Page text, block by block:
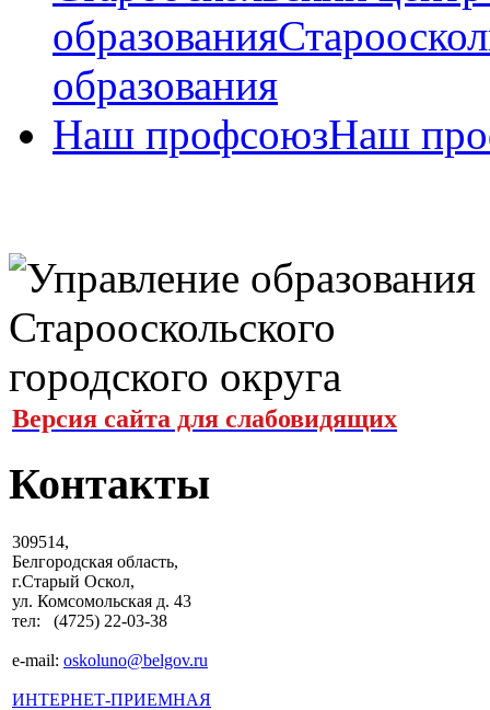
образования
образования
Наш профсоюзНаш
Версия сайта для слабовидящих
Контакты
309514,
Белгородская область,
г.Старый Оскол,
ул. Комсомольская д. 43
тел: (4725) 22-03-38
e-mail: oskoluno@belgov.ru
ИНТЕРНЕТ-ПРИЕМНАЯ